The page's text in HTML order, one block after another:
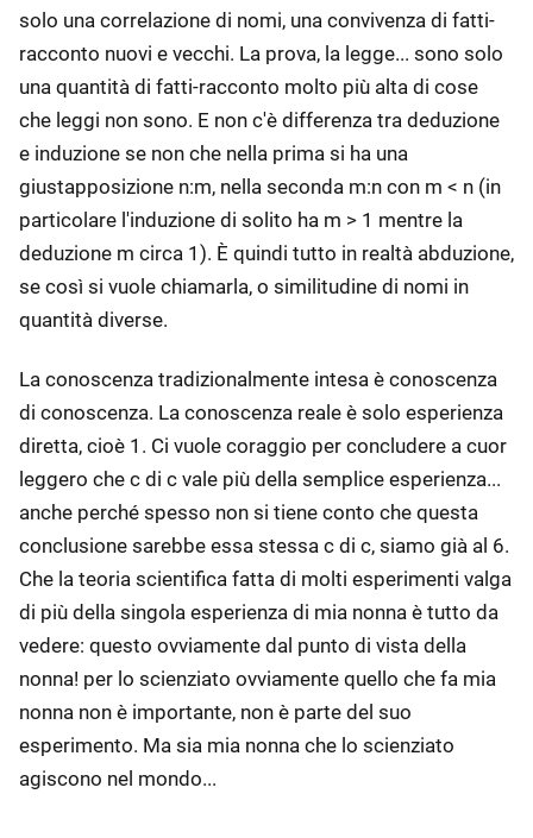
solo una correlazione di nomi, una convivenza di fatti-
racconto nuovi e vecchi. La prova, la legge... sono solo
una quantità di fatti-racconto molto più alta di cose
che leggi non sono. E non c'è differenza tra deduzione
e induzione se non che nella prima si ha una
giustapposizione n:m, nella seconda m:n con m < n (in
particolare l'induzione di solito ha m > 1 mentre la
deduzione m circa 1). È quindi tutto in realtà abduzione,
se così si vuole chiamarla, o similitudine di nomi in
quantità diverse.
La conoscenza tradizionalmente intesa è conoscenza
di conoscenza. La conoscenza reale è solo esperienza
diretta, cioè 1. Ci vuole coraggio per concludere a cuor
leggero che c di c vale più della semplice esperienza...
anche perché spesso non si tiene conto che questa
conclusione sarebbe essa stessa c di c, siamo già al 6.
Che la teoria scientifica fatta di molti esperimenti valga
di più della singola esperienza di mia nonna è tutto da
vedere: questo ovviamente dal punto di vista della
nonna! per lo scienziato ovviamente quello che fa mia
nonna non è importante, non è parte del suo
esperimento. Ma sia mia nonna che lo scienziato
agiscono nel mondo...